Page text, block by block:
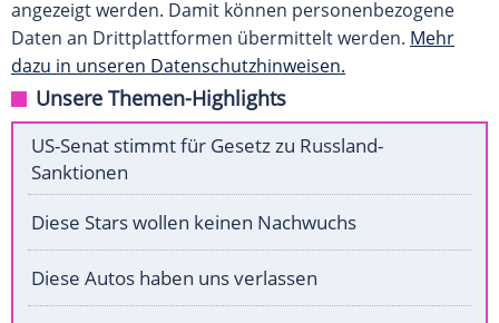
angezeigt werden. Damit können personenbezogene
Daten an Drittplattformen übermittelt werden. Mehr
dazu in unseren Datenschutzhinweisen.
Unsere Themen-Highlights
US-Senat stimmt für Gesetz zu Russland-
Sanktionen
Diese Stars wollen keinen Nachwuchs
Diese Autos haben uns verlassen